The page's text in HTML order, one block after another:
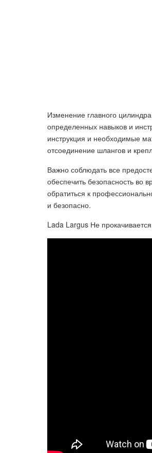
Изменение главного
определенных навыков и
инструкция и необходимые
отсоединение шлангов и
Важно соблюдать все
обеспечить безопасность во
обратиться к
и безопасно.
Lada Largus Не